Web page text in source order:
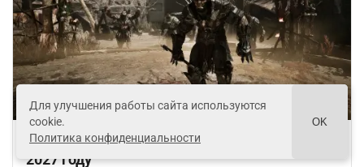
Gothic 2
Ремейк Gothic 2 могут анонсировать уже в
2027 году
Для улучшения работы сайта используются
cookie.
Политика конфиденциальности
OK